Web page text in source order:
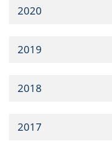
2020
2019
2018
2017